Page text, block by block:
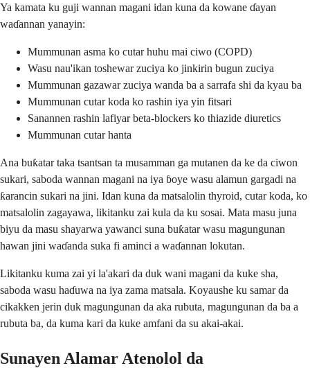
Ya kamata ku guji wannan magani idan kuna da kowane ɗayan
waɗannan yanayin:
Mummunan asma ko cutar huhu mai ciwo (COPD)
Wasu nau'ikan toshewar zuciya ko jinkirin bugun zuciya
Mummunan gazawar zuciya wanda ba a sarrafa shi da kyau ba
Mummunan cutar koda ko rashin iya yin fitsari
Sanannen rashin lafiyar beta-blockers ko thiazide diuretics
Mummunan cutar hanta
Ana buƙatar taka tsantsan ta musamman ga mutanen da ke da ciwon
sukari, saboda wannan magani na iya ɓoye wasu alamun gargadi na
ƙarancin sukari na jini. Idan kuna da matsalolin thyroid, cutar koda, ko
matsalolin zagayawa, likitanku zai kula da ku sosai. Mata masu juna
biyu da masu shayarwa yawanci suna buƙatar wasu magungunan
hawan jini waɗanda suka fi aminci a waɗannan lokutan.
Likitanku kuma zai yi la'akari da duk wani magani da kuke sha,
saboda wasu haɗuwa na iya zama matsala. Koyaushe ku samar da
cikakken jerin duk magungunan da aka rubuta, magungunan da ba a
rubuta ba, da kuma kari da kuke amfani da su akai-akai.
Sunayen Alamar Atenolol da